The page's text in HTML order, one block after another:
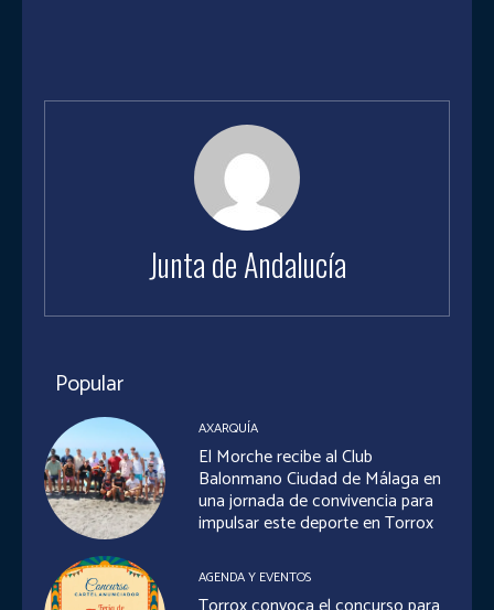
Junta de Andalucía
Popular
AXARQUÍA
El Morche recibe al Club
Balonmano Ciudad de Málaga en
una jornada de convivencia para
impulsar este deporte en Torrox
AGENDA Y EVENTOS